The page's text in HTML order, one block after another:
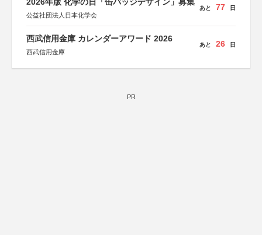
公益社団法人日本化学会
あと 77 日
西武信用金庫 カレンダーアワード 2026
西武信用金庫
あと 26 日
PR